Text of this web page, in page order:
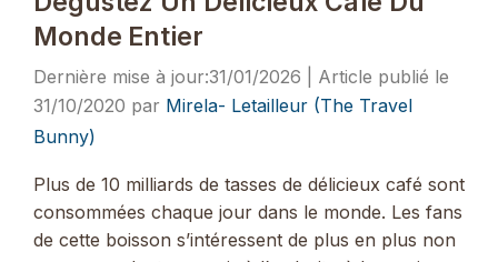
Monde Entier
31/01/2026
31/10/2020 par Mirela- Letailleur (The Travel
Bunny)
Plus de 10 milliards de tasses de délicieux café sont
consommées chaque jour dans le monde. Les fans
de cette boisson s’intéressent de plus en plus non